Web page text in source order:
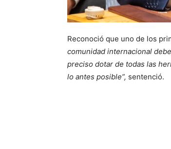
Reconoció que uno de los
comunidad internacional
preciso dotar de todas las
lo antes posible”, sentenció.